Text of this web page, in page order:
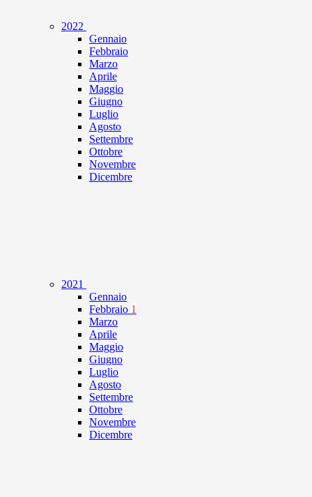
2022
Gennaio
Febbraio
Marzo
Aprile
Maggio
Giugno
Luglio
Agosto
Settembre
Ottobre
Novembre
Dicembre
2021
Gennaio
Febbraio 1
Marzo
Aprile
Maggio
Giugno
Luglio
Agosto
Settembre
Ottobre
Novembre
Dicembre